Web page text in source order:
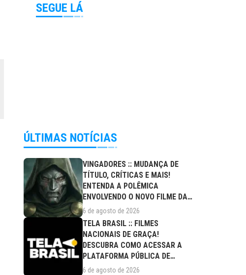
SEGUE LÁ
ÚLTIMAS NOTÍCIAS
VINGADORES :: MUDANÇA DE
TÍTULO, CRÍTICAS E MAIS!
ENTENDA A POLÊMICA
ENVOLVENDO O NOVO FILME DA
MARVEL
6 de agosto de 2026
TELA BRASIL :: FILMES
NACIONAIS DE GRAÇA!
DESCUBRA COMO ACESSAR A
PLATAFORMA PÚBLICA DE
STREAMING
6 de agosto de 2026